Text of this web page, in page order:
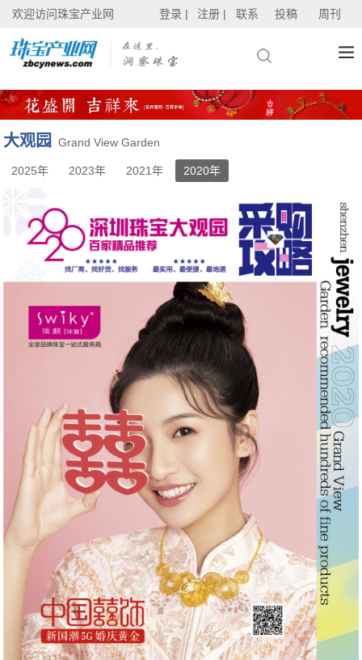
欢迎访问珠宝产业网 登录 | 注册 | 联系 投稿 周刊
大观园 Grand View Garden
2025年 2023年 2021年 2020年